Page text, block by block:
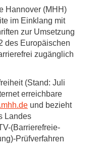
Hannover (MHH)
im Einklang mit
zur Umsetzung
des Europäischen
zugänglich
(Stand: Juli
erreichbare
und bezieht
Landes
(Barrierefreie-
Prüfverfahren